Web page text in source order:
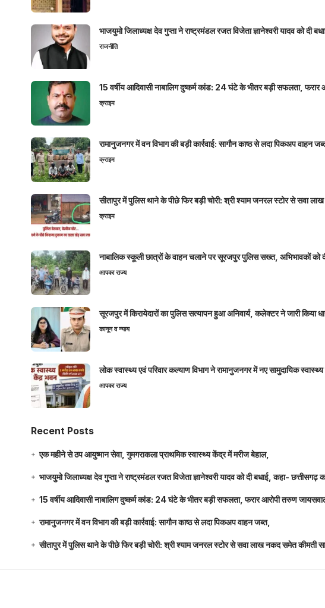
भाजयुमो जिलाध्यक्ष देव गुप्ता ने राष्ट्रमंडल रजत विजेता ज्ञानेश्वरी यादव को दी
राजनीति
15 वर्षीय आदिवासी नाबालिग दुष्कर्म कांड: 24 घंटे के भीतर बड़ी सफलता, फरार
क्राइम
रामानुजनगर में वन विभाग की बड़ी कार्रवाई: सागौन काष्ठ से लदा पिकअप वाहन
क्राइम
सीतापुर में पुलिस थाने के पीछे फिर बड़ी चोरी: श्री श्याम जनरल स्टोर से सवा
क्राइम
नाबालिक स्कूली छात्रों के वाहन चलाने पर सूरजपुर पुलिस सख्त, अभिभावकों को
आपका राज्य
सूरजपुर में किरायेदारों का पुलिस सत्यापन हुआ अनिवार्य, कलेक्टर ने जारी किया
कानून व न्याय
लोक स्वास्थ्य एवं परिवार कल्याण विभाग ने रामानुजनगर में नए सामुदायिक
आपका राज्य
Recent Posts
एक महीने से ठप आयुष्मान सेवा, गुमगराकला प्राथमिक स्वास्थ्य केंद्र में मरीज बेहाल,
भाजयुमो जिलाध्यक्ष देव गुप्ता ने राष्ट्रमंडल रजत विजेता ज्ञानेश्वरी यादव को दी बधाई, कहा- छत्तीसगढ़
15 वर्षीय आदिवासी नाबालिग दुष्कर्म कांड: 24 घंटे के भीतर बड़ी सफलता, फरार आरोपी तरुण
रामानुजनगर में वन विभाग की बड़ी कार्रवाई: सागौन काष्ठ से लदा पिकअप वाहन जब्त,
सीतापुर में पुलिस थाने के पीछे फिर बड़ी चोरी: श्री श्याम जनरल स्टोर से सवा लाख नकद समेत कीमती